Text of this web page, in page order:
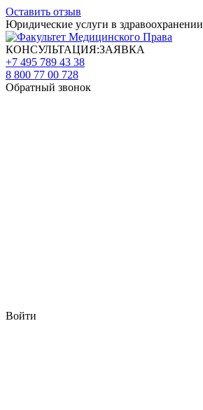
Оставить отзыв
Юридические услуги в здравоохранении
КОНСУЛЬТАЦИЯ:ЗАЯВКА
+7 495 789 43 38
8 800 77 00 728
Обратный звонок
Войти